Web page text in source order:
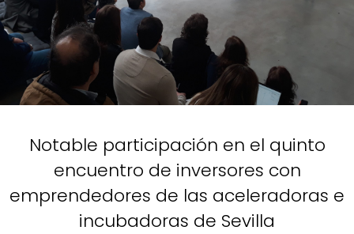
Notable participación en el quinto
encuentro de inversores con
emprendedores de las aceleradoras e
incubadoras de Sevilla